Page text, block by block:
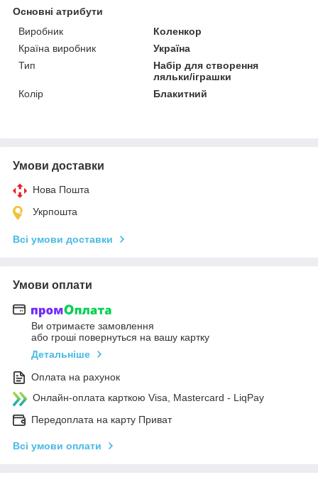
Основні атрибути
Виробник
Коленкор
Країна виробник
Україна
Тип
Набір для створення
ляльки/іграшки
Колір
Блакитний
Умови доставки
Нова Пошта
Укрпошта
Всі умови доставки
Умови оплати
Ви отримаєте замовлення
або гроші повернуться на вашу картку
Детальніше
Оплата на рахунок
Онлайн-оплата карткою Visa, Mastercard - LiqPay
Передоплата на карту Приват
Всі умови оплати